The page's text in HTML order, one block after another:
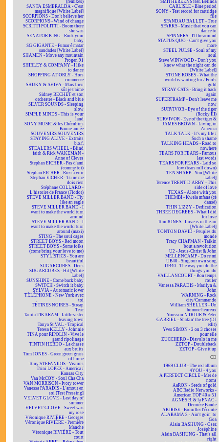
(remixes)
SANTA ESMERALDA - C'est
magnifique [White Label]
SCORPIONS - Don't believe her
SCORPIONS - Wind of change
SCRITTI POLITTI - Boom there
she was
SENATOR KING - Rock your
baby
SG GIGANTE - Fumar é matar
saudades [White Label]
SHAMEN - Move any mountain
Progen 91
SHIRLEY & COMPANY - I like
to dance
SHOPPING AT ORLY - Hors
commerce
SHUKY & AVIVA - Mais bien
sûr je t'aime
Sidney BECHET et son
orchestre - Black and blue
SILVER SOUNDS - Sleeping
slow
SIMPLE MINDS - This is your
land
SONY MUSIC & les Chérubins
- Bonne année
SOUVENIRS SOUVENIRS
STAYING ALIVE - Extraits
b.o.f.
STEALERS WHEEL - Blind
faith & Rick WAKEMAN -
Anne of Cleves
Stephan EICHER - Pas d'ami
(comme toi)
Stephan EICHER - Rien à voir
Stephan EICHER - Tu ne me
dois rien
Stéphane COLLARO -
L'histoire de France (Flodor)
STEVE MILLER BAND - Fly
like an eagle
STEVE MILLER BAND - I
want to make the world turn
around
STEVE MILLER BAND - I
want to make the world turn
around (maxi)
STING - The soul cages
STREET BOYS - Red moon
STREET BOYS - Some folks
(come bring your love to me)
STYLISTICS - You are
beautiful
SUGARCUBES - Deus
SUGARCUBES - Hit [White
Label]
SUNSHINE - Come back baby
SWITCH - Switch it baby
SYLVIA - Automatic lover
TÉLÉPHONE - New York avec
toi
TÉTINES NOIRES - Streap
Teac
Tanita TIKARAM - Little sister
leaving town
Tanya St VAL - Tropical
Teresa KELLY - Johnnie
TINA pour RIPOLIN - Vive le
grand ripolinage
TINTIN HEBDO - La chasse
aux bruits
Tom JONES - Green green grass
of home
Tony STEFANIDIS - Visions
Trini LOPEZ - America /
Kansas City
Van McCOY - Soul Cha Cha
VAN MORRISON - Ivory tower
Vanessa PARADIS - L'amour en
soi [Test Pressing]
VELVET GLOVE - Last day of
summer
VELVET GLOVE - Sweet was
my rose
Véronique RIVIÈRE - Georges
Véronique RIVIÈRE - Première
Manche
Véronique RIVIÈRE - Tout
court
SMITHEREENS feat. Belinda
CARLISLE - Blue period
SONY - Test record for cartridge
file
SPANDAU BALLET - True
SPARKS - Music that you can
dance to
SPINNERS - I'll be around
STATUS QUO - Can't give you
more
STEEL PULSE - Soul of my
soul
Steve WINWOOD - Don't you
know what the night can do
[White Label]
STONE ROSES - What the
world is waiting for / Fools
gold
STRAY CATS - Bring it back
again
SUPERTRAMP - Don't leave me
now
SURVIVOR - Eye of the tiger
(Rocky III)
SURVIVOR - Eye of the tiger &
JAMES BROWN - Living in
America
TALK TALK - It's my life /
Such a shame
TALKING HEADS - Road to
nowhere
TEARS FOR FEARS - Famous
last words
TEARS FOR FEARS - Laid so
low (tears roll down)
TEN SHARP - You [White
Label]
Terence TRENT D'ARBY - This
side of love
TEXAS - Alone with you
THEMBI - Kwela mfana (cé
dansé)
THIN LIZZY - Dedication
THREE DEGREES - What I did
for love
Tom JONES - Love is in the air
[White Label]
TONTON DAVID - Peuples du
monde
Tracy CHAPMAN - Talkin
'bout a revolution
U2 - Jesus-Christ & John
MELLENCAMP - Do re mi
UB40 - Sing our own song
UB40 - The way you do the
things you do
VAILLANCOURT - Bon temps
rouler
Vanessa PARADIS - Marilyn &
John
WARNING - Rock
city/Commando
William SHELLER - Un
homme heureux
Youssou N'DOUR & Peter
GABRIEL - Shakin' the tree (DJ
edit)
Yves SIMON - 2 ou 3 choses
pour elle
ZUCCHERO - Diavolo in me
ZZTOP - Doubleback
ZZTOP - Give it up
CD
1969 CLUB - The red album
4YOU - 4 you
A PERFECT CIRCLE - Mer de
noms
AaRON - Seeds of gold
ABC Radio Networks -
American TOP 40 # 51
AGNÈS B. & la FNAC -
Dernière Bande
AKIRISE - Brouiller l'écoute
ALABAMA 3 - Ain't goin' to
Goa
Alain BASHUNG - Osez
Joséphine
Alain BASHUNG - That's all
right